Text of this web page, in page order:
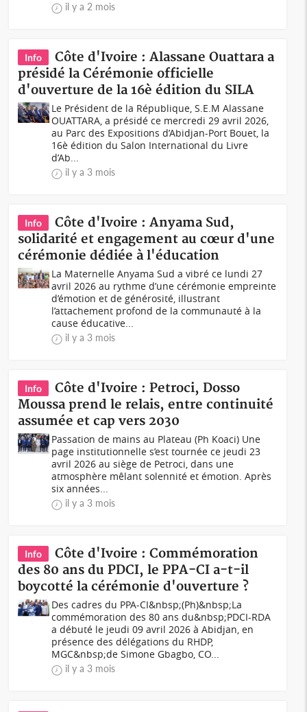
il y a 2 mois
Info
Côte d'Ivoire : Alassane Ouattara a
présidé la Cérémonie officielle
d'ouverture de la 16è édition du SILA
Le Président de la République, S.E.M Alassane
OUATTARA, a présidé ce mercredi 29 avril 2026,
au Parc des Expositions d’Abidjan-Port Bouet, la
16è édition du Salon International du Livre
d’Ab...
il y a 3 mois
Info
Côte d'Ivoire : Anyama Sud,
solidarité et engagement au cœur d'une
cérémonie dédiée à l'éducation
La Maternelle Anyama Sud a vibré ce lundi 27
avril 2026 au rythme d’une cérémonie empreinte
d’émotion et de générosité, illustrant
l’attachement profond de la communauté à la
cause éducative...
il y a 3 mois
Info
Côte d'Ivoire : Petroci, Dosso
Moussa prend le relais, entre continuité
assumée et cap vers 2030
Passation de mains au Plateau (Ph Koaci) Une
page institutionnelle s’est tournée ce jeudi 23
avril 2026 au siège de Petroci, dans une
atmosphère mêlant solennité et émotion. Après
six années...
il y a 3 mois
Info
Côte d'Ivoire : Commémoration
des 80 ans du PDCI, le PPA-CI a-t-il
boycotté la cérémonie d'ouverture ?
Des cadres du PPA-CI&nbsp;(Ph)&nbsp;La
commémoration des 80 ans du&nbsp;PDCI-RDA
a débuté le jeudi 09 avril 2026 à Abidjan, en
présence des délégations du RHDP,
MGC&nbsp;de Simone Gbagbo, CO...
il y a 3 mois